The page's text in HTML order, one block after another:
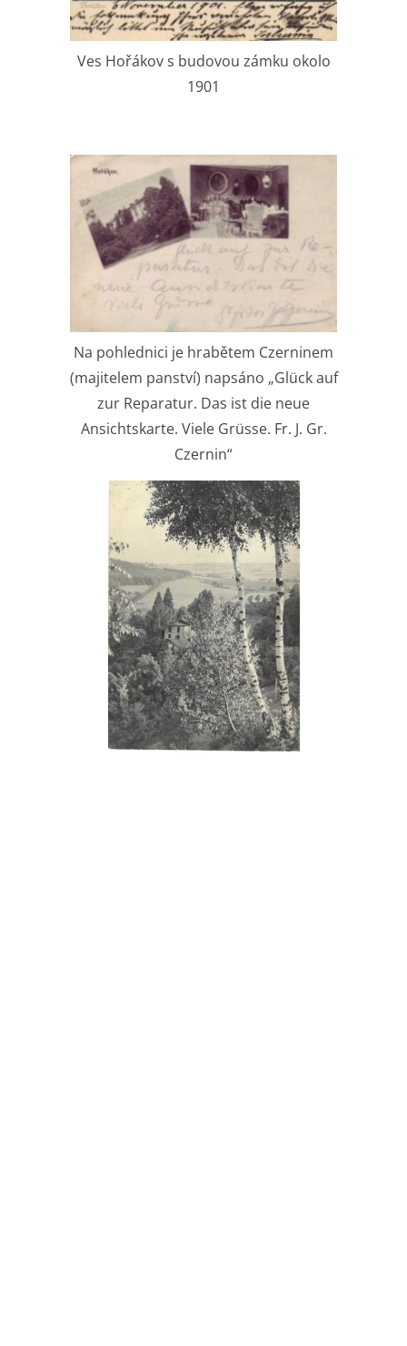
Ves Hořákov s budovou zámku okolo
1901
Na pohlednici je hrabětem Czerninem
(majitelem panství) napsáno „Glück auf
zur Reparatur. Das ist die neue
Ansichtskarte. Viele Grüsse. Fr. J. Gr.
Czernin“